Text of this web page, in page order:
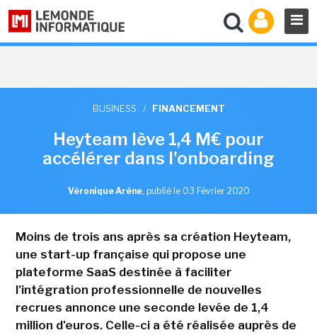
BUSINESS / FINANCEMENT
Heyteam lève 1,4 M€ pour
accélérer dans l'onboarding
Véronique Arène, publié le 03 Février 2020
Moins de trois ans après sa création Heyteam,
une start-up française qui propose une
plateforme SaaS destinée à faciliter
l'intégration professionnelle de nouvelles
recrues annonce une seconde levée de 1,4
million d'euros. Celle-ci a été réalisée auprès de